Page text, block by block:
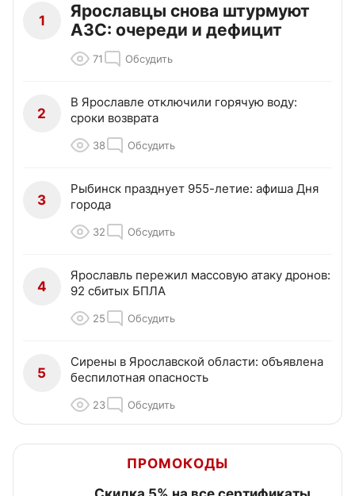
1
Ярославцы снова штурмуют
АЗС: очереди и дефицит
71 Обсудить
2
В Ярославле отключили горячую воду:
сроки возврата
38 Обсудить
3
Рыбинск празднует 955-летие: афиша Дня
города
32 Обсудить
4
Ярославль пережил массовую атаку дронов:
92 сбитых БПЛА
25 Обсудить
5
Сирены в Ярославской области: объявлена
беспилотная опасность
23 Обсудить
ПРОМОКОДЫ